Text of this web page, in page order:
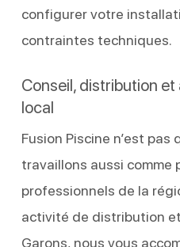
configurer votre
contraintes techniques.
Conseil, distribution
local
Fusion Piscine n’est pas
travaillons aussi comme
professionnels de la
activité de distribution
Garons, nous vous